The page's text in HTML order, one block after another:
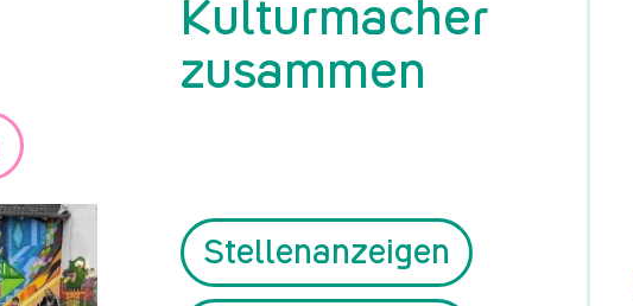
Kulturmacher
zusammen
Stellenanzeigen